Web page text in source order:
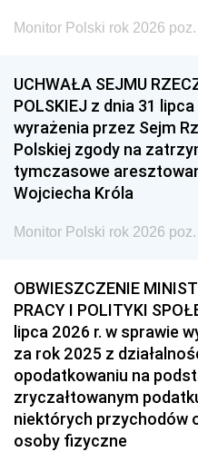
Monitor Polski rok 2026 poz.
UCHWAŁA SEJMU
POLSKIEJ z dnia 31
wyrażenia przez Sejm
Polskiej zgody na
tymczasowe
Wojciecha Króla
Monitor Polski rok 2026
OBWIESZCZENIE
PRACY I POLITYKI
lipca 2026 r. w sprawie
za rok 2025 z
opodatkowaniu na
zryczałtowanym
niektórych przychodów
osoby fizyczne